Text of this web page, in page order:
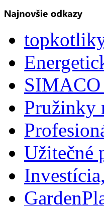
SIMACO
Pružinky
Užitečné